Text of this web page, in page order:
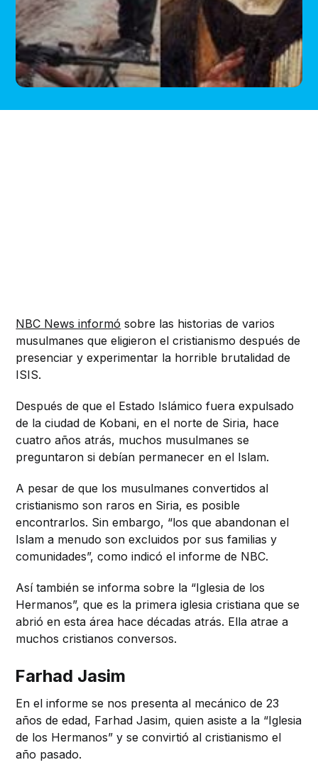
NBC News informó sobre las historias de varios
musulmanes que eligieron el cristianismo después de
presenciar y experimentar la horrible brutalidad de
ISIS.
Después de que el Estado Islámico fuera expulsado
de la ciudad de Kobani, en el norte de Siria, hace
cuatro años atrás, muchos musulmanes se
preguntaron si debían permanecer en el Islam.
A pesar de que los musulmanes convertidos al
cristianismo son raros en Siria, es posible
encontrarlos. Sin embargo, “los que abandonan el
Islam a menudo son excluidos por sus familias y
comunidades”, como indicó el informe de NBC.
Así también se informa sobre la “Iglesia de los
Hermanos”, que es la primera iglesia cristiana que se
abrió en esta área hace décadas atrás. Ella atrae a
muchos cristianos conversos.
Farhad Jasim
En el informe se nos presenta al mecánico de 23
años de edad, Farhad Jasim, quien asiste a la “Iglesia
de los Hermanos” y se convirtió al cristianismo el
año pasado.